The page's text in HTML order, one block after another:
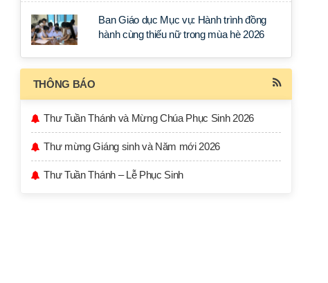
Ban Giáo dục Mục vụ: Hành trình đồng
hành cùng thiếu nữ trong mùa hè 2026
THÔNG BÁO
Thư Tuần Thánh và Mừng Chúa Phục Sinh 2026
Thư mừng Giáng sinh và Năm mới 2026
Thư Tuần Thánh – Lễ Phục Sinh